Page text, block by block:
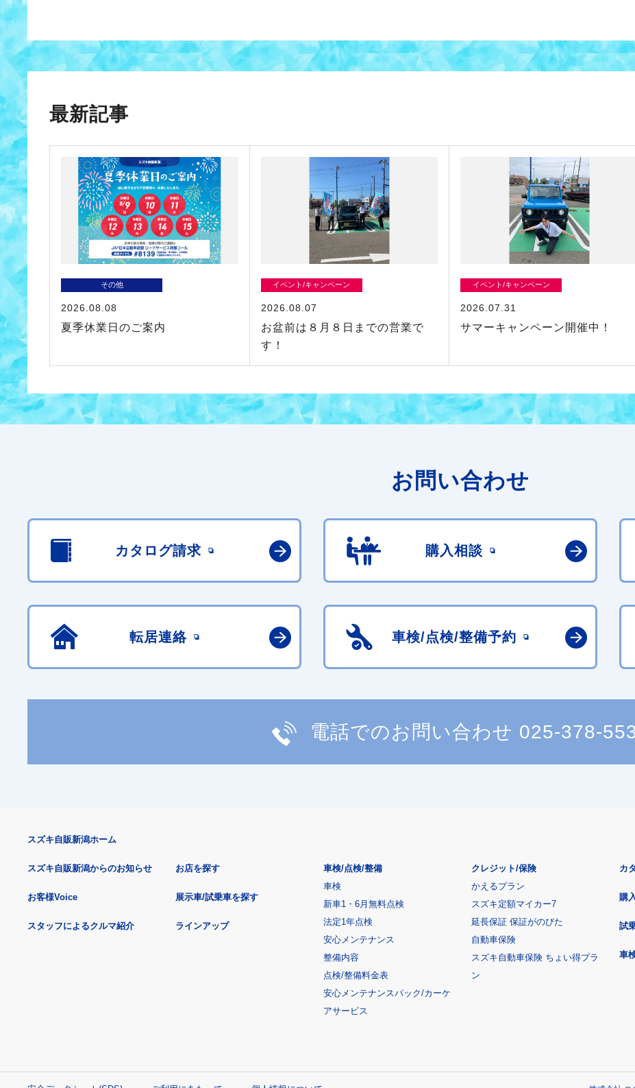
最新記事
その他
2026.08.08
夏季休業日のご案内
イベント/キャンペーン
2026.08.07
お盆前は８月８日までの営業で
す！
イベント/キャンペーン
2026.07.31
サマーキャンペーン開催中！
お問い合わせ
カタログ請求 購入相談
転居連絡 車検/点検/整備予約
電話でのお問い合わせ 025-378-
スズキ自販新潟ホーム
スズキ自販新潟からのお知らせ
お客様Voice
スタッフによるクルマ紹介
お店を探す
展示車/試乗車を探す
ラインアップ
車検/点検/整備
車検
新車1・6月無料点検
法定1年点検
安心メンテナンス
整備内容
点検/整備料金表
安心メンテナンスパック/カーケ
アサービス
クレジット/保険
かえるプラン
スズキ定額マイカー7
延長保証 保証がのびた
自動車保険
スズキ自動車保険 ちょい得プラ
ン
カ
購
試
車